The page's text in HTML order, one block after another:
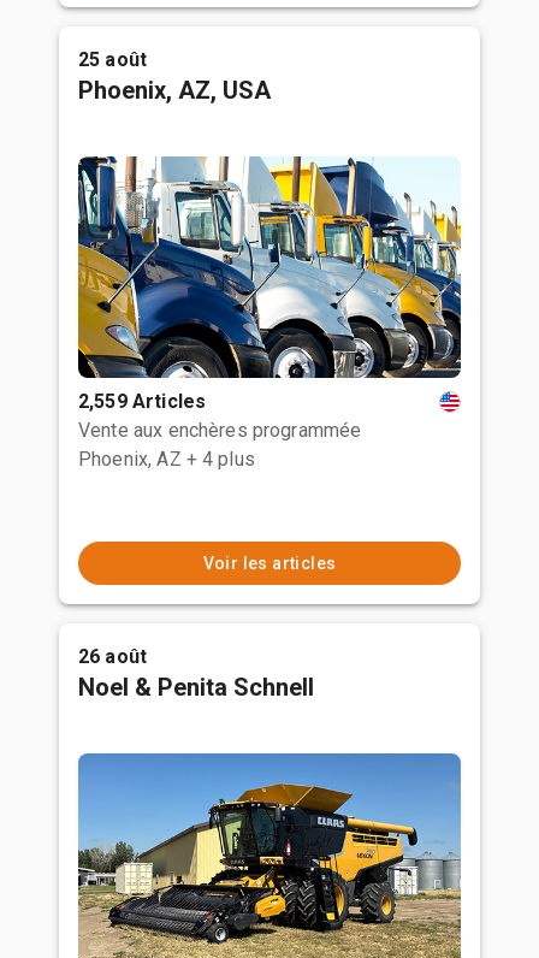
25 août
Phoenix, AZ, USA
2,559 Articles
Vente aux enchères programmée
Phoenix, AZ + 4 plus
Voir les articles
26 août
Noel & Penita Schnell